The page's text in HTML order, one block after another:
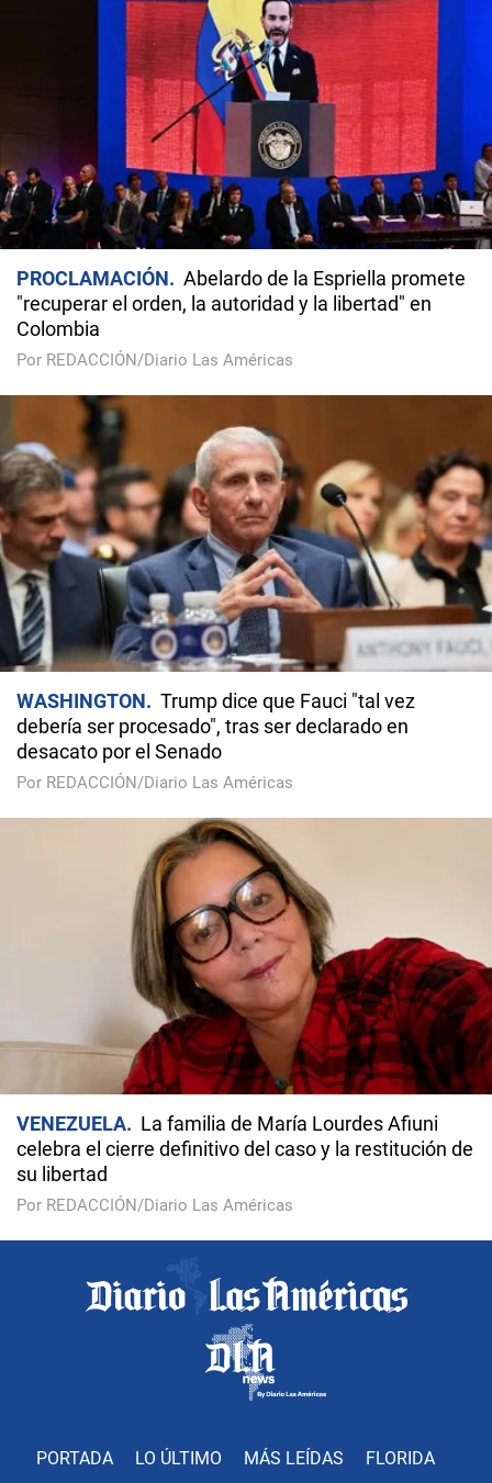
PROCLAMACIÓN
Abelardo de la Espriella promete
"recuperar el orden, la autoridad y la libertad" en
Colombia
Por REDACCIÓN/Diario Las Américas
WASHINGTON
Trump dice que Fauci "tal vez
debería ser procesado", tras ser declarado en
desacato por el Senado
Por REDACCIÓN/Diario Las Américas
VENEZUELA
La familia de María Lourdes Afiuni
celebra el cierre definitivo del caso y la restitución de
su libertad
Por REDACCIÓN/Diario Las Américas
PORTADA LO ÚLTIMO MÁS LEÍDAS FLORIDA